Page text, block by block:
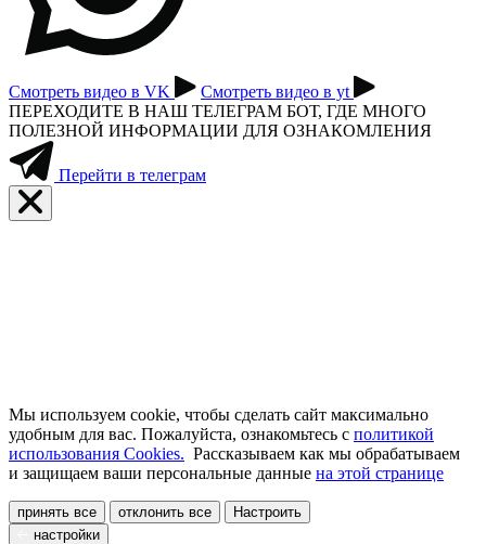
Смотреть видео в VK
Смотреть видео в yt
ПЕРЕХОДИТЕ В НАШ ТЕЛЕГРАМ БОТ, ГДЕ МНОГО
ПОЛЕЗНОЙ ИНФОРМАЦИИ ДЛЯ ОЗНАКОМЛЕНИЯ
Перейти в телеграм
Мы используем cookie, чтобы сделать сайт максимально
удобным для вас. Пожалуйста, ознакомьтесь с политикой
использования Cookies. Рассказываем как мы обрабатываем
и защищаем ваши персональные данные на этой странице
принять все отклонить все
Настроить
настройки